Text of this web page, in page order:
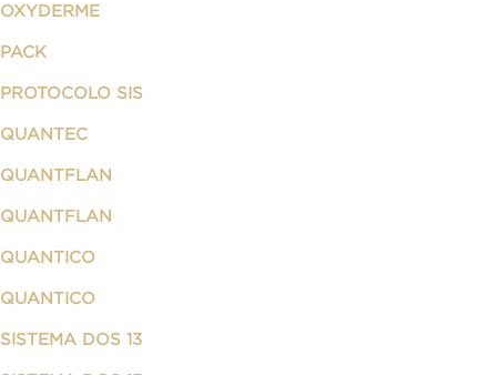
OXYDERME
PACK
PROTOCOLO SIS
QUANTEC
QUANTFLAN
QUANTFLAN
QUANTICO
QUANTICO
SISTEMA DOS 13